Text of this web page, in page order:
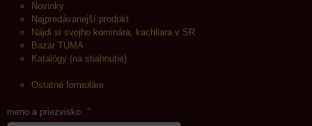
Novinky
Najpredávanejší produkt
Nájdi si svojho kominára, kachliara v SR
Bazár TUMA
Katalógy (na stiahnutie)
Ostatné formuláre
meno a priezvisko: *